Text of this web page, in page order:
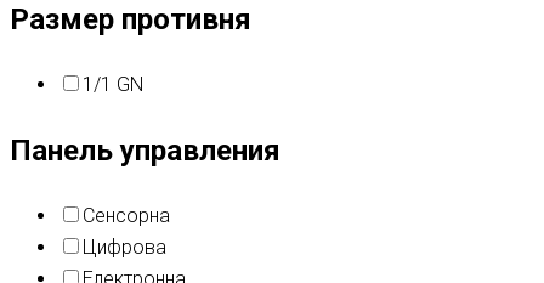
Размер противня
1/1 GN
Панель управления
Сенсорна
Цифрова
Електронна